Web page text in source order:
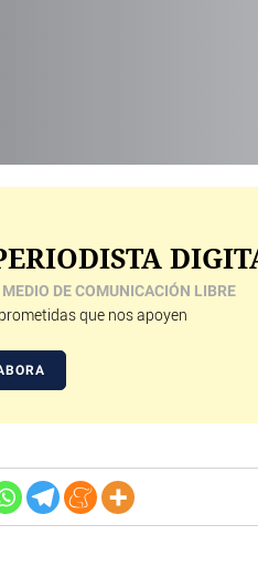
DE COMUNICACIÓN LIBRE
que nos apoyen